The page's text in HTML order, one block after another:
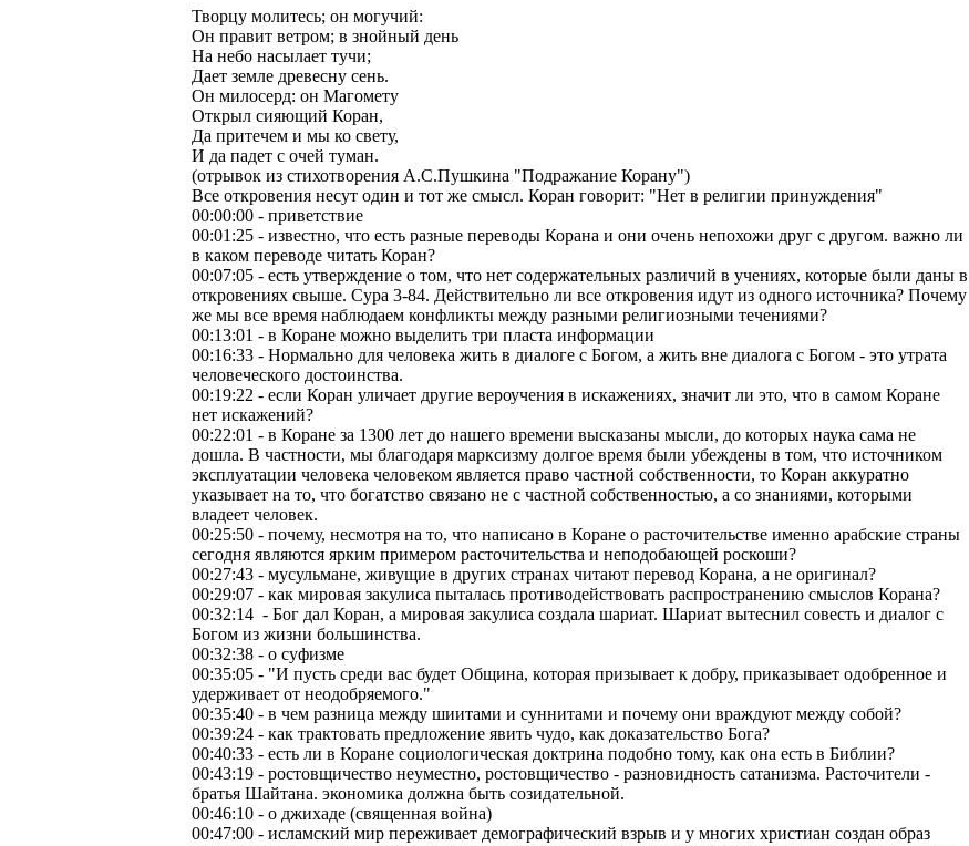
Творцу молитесь; он могучий:
Он правит ветром; в знойный день
На небо насылает тучи;
Дает земле древесну сень.
Он милосерд: он Магомету
Открыл сияющий Коран,
Да притечем и мы ко свету,
И да падет с очей туман.
(отрывок из стихотворения А.С.Пушкина "Подражание Корану")
Все откровения несут один и тот же смысл. Коран говорит: "Нет в религии принуждения"
00:00:00 - приветствие
00:01:25 - известно, что есть разные переводы Корана и они очень непохожи друг с другом. важно ли
в каком переводе читать Коран?
00:07:05 - есть утверждение о том, что нет содержательных различий в учениях, которые были даны в
откровениях свыше. Сура 3-84. Действительно ли все откровения идут из одного источника? Почему
же мы все время наблюдаем конфликты между разными религиозными течениями?
00:13:01 - в Коране можно выделить три пласта информации
00:16:33 - Нормально для человека жить в диалоге с Богом, а жить вне диалога с Богом - это утрата
человеческого достоинства.
00:19:22 - если Коран уличает другие вероучения в искажениях, значит ли это, что в самом Коране
нет искажений?
00:22:01 - в Коране за 1300 лет до нашего времени высказаны мысли, до которых наука сама не
дошла. В частности, мы благодаря марксизму долгое время были убеждены в том, что источником
эксплуатации человека человеком является право частной собственности, то Коран аккуратно
указывает на то, что богатство связано не с частной собственностью, а со знаниями, которыми
владеет человек.
00:25:50 - почему, несмотря на то, что написано в Коране о расточительстве именно арабские страны
сегодня являются ярким примером расточительства и неподобающей роскоши?
00:27:43 - мусульмане, живущие в других странах читают перевод Корана, а не оригинал?
00:29:07 - как мировая закулиса пыталась противодействовать распространению смыслов Корана?
00:32:14 - Бог дал Коран, а мировая закулиса создала шариат. Шариат вытеснил совесть и диалог с
Богом из жизни большинства.
00:32:38 - о суфизме
00:35:05 - "И пусть среди вас будет Община, которая призывает к добру, приказывает одобренное и
удерживает от неодобряемого."
00:35:40 - в чем разница между шиитами и суннитами и почему они враждуют между собой?
00:39:24 - как трактовать предложение явить чудо, как доказательство Бога?
00:40:33 - есть ли в Коране социологическая доктрина подобно тому, как она есть в Библии?
00:43:19 - ростовщичество неуместно, ростовщичество - разновидность сатанизма. Расточители -
братья Шайтана. экономика должна быть созидательной.
00:46:10 - о джихаде (священная война)
00:47:00 - исламский мир переживает демографический взрыв и у многих христиан создан образ